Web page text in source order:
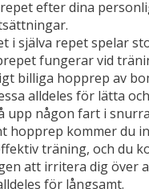
efter dina
i själva repet spelar
fungerar vid
billiga hopprep av
alldeles för lätta
upp någon fart i
hopprep kommer du
träning, och du
att irritera dig över
för långsamt.